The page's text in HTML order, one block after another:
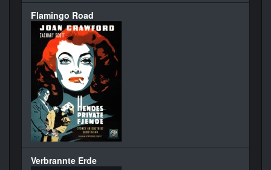
Flamingo Road
Verbrannte Erde